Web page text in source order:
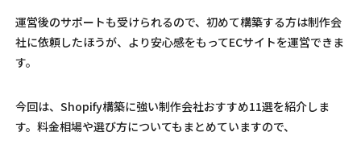
運営後のサポートも受けられるので、初めて構築する方は制作会
社に依頼したほうが、より安心感をもってECサイトを運営できま
す。
今回は、Shopify構築に強い制作会社おすすめ11選を紹介しま
す。料金相場や選び方についてもまとめていますので、